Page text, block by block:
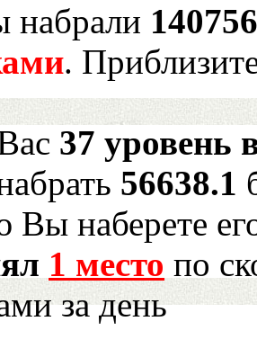
набрали
.
37 уровень
56638.1
Вы наберете
1 место по
за день